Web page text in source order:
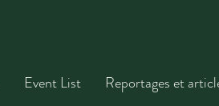
Event List Reportages et